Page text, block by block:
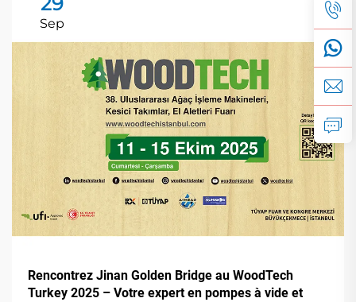
Sep
Rencontrez Jinan Golden Bridge au WoodTech
Turkey 2025 – Votre expert en pompes à vide et